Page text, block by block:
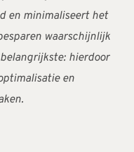
en minimaliseert het
waarschijnlijk
hierdoor
en